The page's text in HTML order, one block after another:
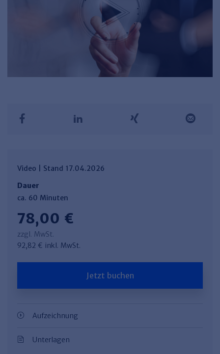
Video | Stand 17.04.2026
Dauer
ca. 60 Minuten
78,00 €
zzgl. MwSt.
92,82 € inkl. MwSt.
Jetzt buchen
Aufzeichnung
Unterlagen